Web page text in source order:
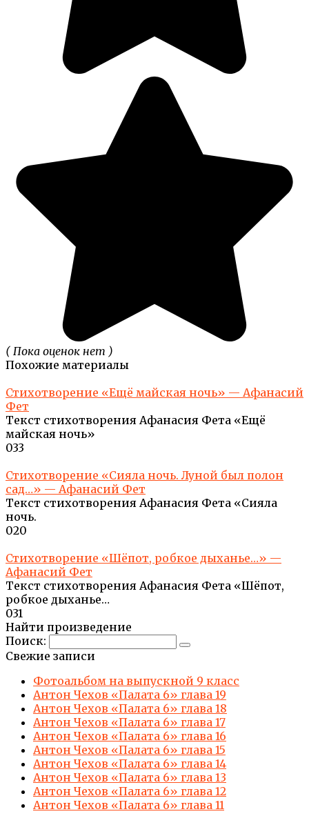
( Пока оценок нет )
Похожие материалы
Стихотворение «Ещё майская ночь» — Афанасий
Фет
Текст стихотворения Афанасия Фета «Ещё
майская ночь»
033
Стихотворение «Сияла ночь. Луной был полон
сад…» — Афанасий Фет
Текст стихотворения Афанасия Фета «Сияла
ночь.
020
Стихотворение «Шёпот, робкое дыханье…» —
Афанасий Фет
Текст стихотворения Афанасия Фета «Шёпот,
робкое дыханье…
031
Найти произведение
Поиск:
Свежие записи
Фотоальбом на выпускной 9 класс
Антон Чехов «Палата 6» глава 19
Антон Чехов «Палата 6» глава 18
Антон Чехов «Палата 6» глава 17
Антон Чехов «Палата 6» глава 16
Антон Чехов «Палата 6» глава 15
Антон Чехов «Палата 6» глава 14
Антон Чехов «Палата 6» глава 13
Антон Чехов «Палата 6» глава 12
Антон Чехов «Палата 6» глава 11